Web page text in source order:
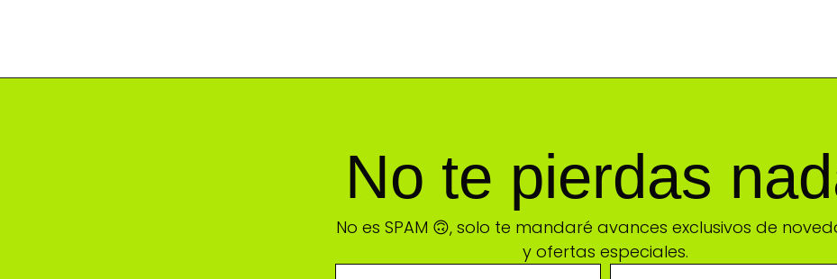
No te pierdas
No es SPAM 🙃, solo te mandaré avances exclusivos de
y ofertas especiales.